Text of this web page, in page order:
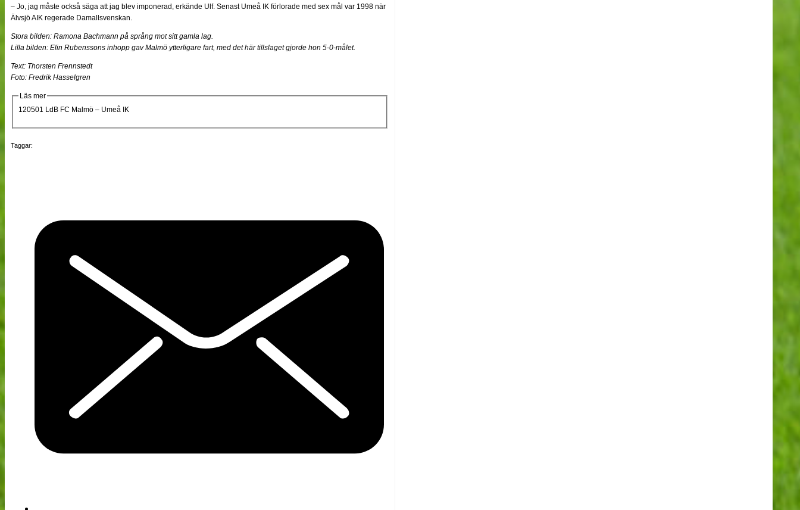
– Jo, jag måste också säga att jag blev imponerad, erkände Ulf. Senast Umeå IK förlorade med sex mål var 1998 när
Älvsjö AIK regerade Damallsvenskan.
Stora bilden: Ramona Bachmann på språng mot sitt gamla lag.
Lilla bilden: Elin Rubenssons inhopp gav Malmö ytterligare fart, med det här tillslaget gjorde hon 5-0-målet.
Text: Thorsten Frennstedt
Foto: Fredrik Hasselgren
Läs mer
120501 LdB FC Malmö – Umeå IK
Taggar: